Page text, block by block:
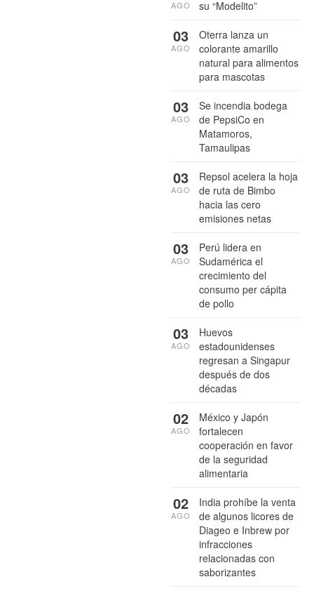
su “Modelito”
AGO
Oterra lanza un
colorante amarillo
natural para alimentos
para mascotas
03
AGO
Se incendia bodega
de PepsiCo en
Matamoros,
Tamaulipas
03
AGO
Repsol acelera la hoja
de ruta de Bimbo
hacia las cero
emisiones netas
03
AGO
Perú lidera en
Sudamérica el
crecimiento del
consumo per cápita
de pollo
03
AGO
Huevos
estadounidenses
regresan a Singapur
después de dos
décadas
03
AGO
México y Japón
fortalecen
cooperación en favor
de la seguridad
alimentaria
02
AGO
India prohíbe la venta
de algunos licores de
Diageo e Inbrew por
infracciones
relacionadas con
saborizantes
02
AGO